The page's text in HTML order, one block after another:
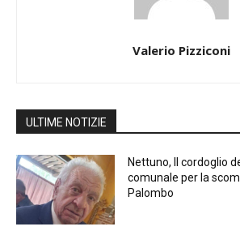
Valerio Pizziconi
ULTIME NOTIZIE
Nettuno, Il cordoglio
comunale per la
Palombo